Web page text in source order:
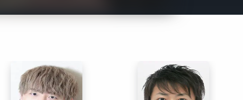
Netflixコース別料金プラン